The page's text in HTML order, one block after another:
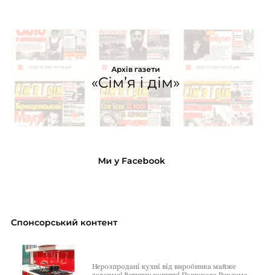
Архів газети
«Сім’я і дім»
Ми у Facebook
Спонсорський контент
Нерозпродані кухні від виробника майже